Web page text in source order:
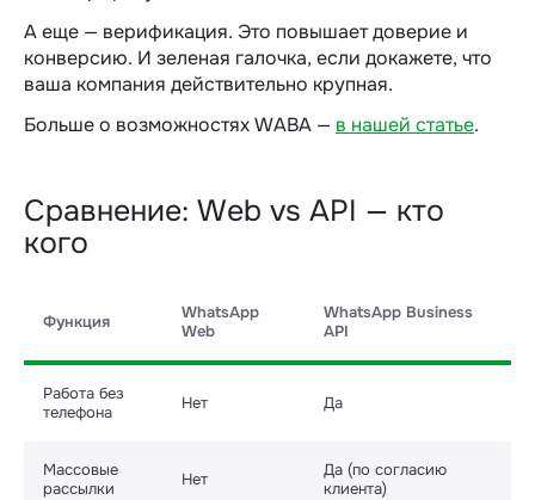
А еще — верификация. Это повышает доверие и
конверсию. И зеленая галочка, если докажете, что
ваша компания действительно крупная.
Больше о возможностях WABA — в нашей статье.
Сравнение: Web vs API — кто
кого
Функция
WhatsApp
Web
WhatsApp Business
API
Работа без
телефона
Нет Да
Массовые
рассылки
Нет
Да (по согласию
клиента)